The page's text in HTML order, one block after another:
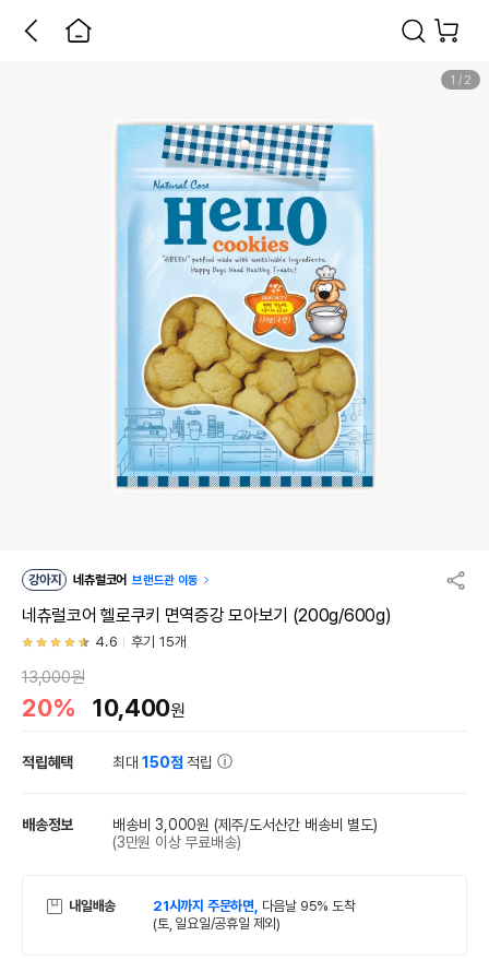
1 / 2
강아지 네츄럴코어 브랜드관 이동
네츄럴코어 헬로쿠키 면역증강 모아보기 (200g/600g)
4.6 후기 15개
13,000원
20% 10,400원
적립혜택 최대150점 적립
배송정보 배송비 3,000원 (제주/도서산간 배송비 별도)
(3만원 이상 무료배송)
내일배송 21시까지 주문하면, 다음날 95% 도착
(토, 일요일/공휴일 제외)